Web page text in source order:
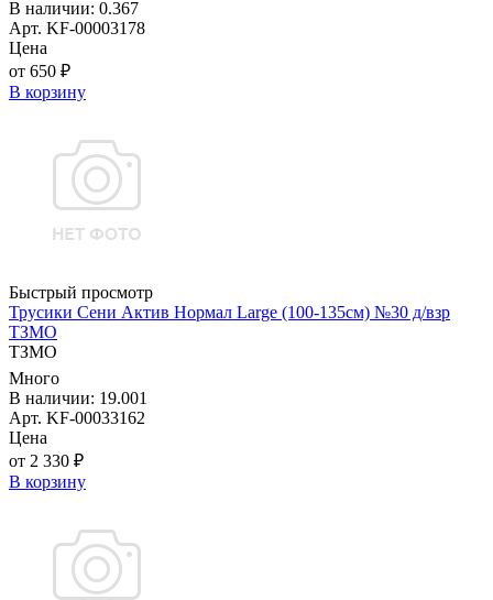
В наличии: 0.367
Арт. KF-00003178
Цена
от 650 ₽
В корзину
Быстрый просмотр
Трусики Сени Актив Нормал Large (100-135см) №30 д/взр
ТЗМО
ТЗМО
Много
В наличии: 19.001
Арт. KF-00033162
Цена
от 2 330 ₽
В корзину